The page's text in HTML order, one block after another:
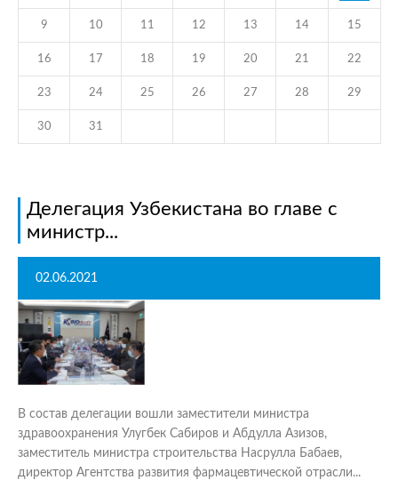
9 10 11 12 13 14 15
16 17 18 19 20 21 22
23 24 25 26 27 28 29
30 31
Делегация Узбекистана во главе с
министр...
02.06.2021
В состав делегации вошли заместители министра
здравоохранения Улугбек Сабиров и Абдулла Азизов,
заместитель министра строительства Насрулла Бабаев,
директор Агентства развития фармацевтической отрасли...